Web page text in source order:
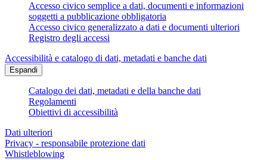
Accesso civico semplice a dati, documenti e informazioni
soggetti a pubblicazione obbligatoria
Accesso civico generalizzato a dati e documenti ulteriori
Registro degli accessi
Accessibilità e catalogo di dati, metadati e banche dati
Espandi
Catalogo dei dati, metadati e della banche dati
Regolamenti
Obiettivi di accessibilità
Dati ulteriori
Privacy - responsabile protezione dati
Whistleblowing